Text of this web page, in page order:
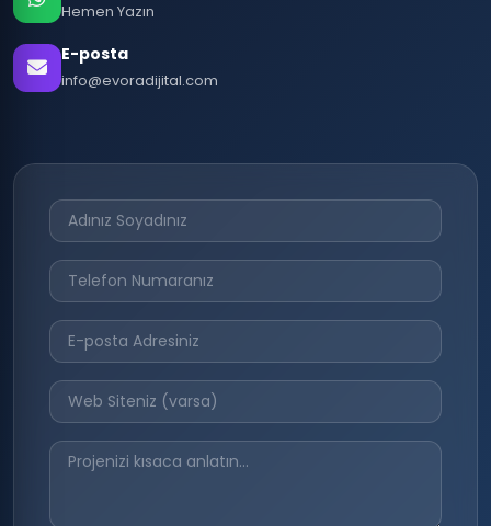
Hemen Yazın
E-posta
info@evoradijital.com